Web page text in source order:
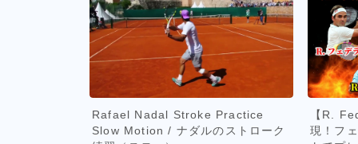
Rafael Nadal Stroke Practice
Slow Motion / ナダルのストローク
【R.
現！フ